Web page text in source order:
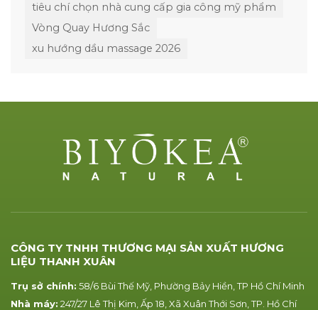
tiêu chí chọn nhà cung cấp gia công mỹ phẩm
Vòng Quay Hương Sắc
xu hướng dầu massage 2026
CÔNG TY TNHH THƯƠNG MẠI SẢN XUẤT HƯƠNG
LIỆU THANH XUÂN
Trụ sở chính: 58/6 Bùi Thế Mỹ, Phường Bảy Hiền, TP Hồ Chí Minh
Nhà máy: 247/27 Lê Thị Kim, Ấp 18, Xã Xuân Thới Sơn, TP. Hồ Chí